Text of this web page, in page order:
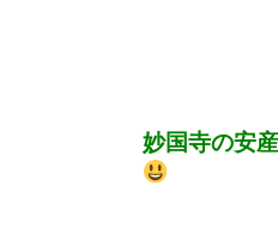
妙国寺の安